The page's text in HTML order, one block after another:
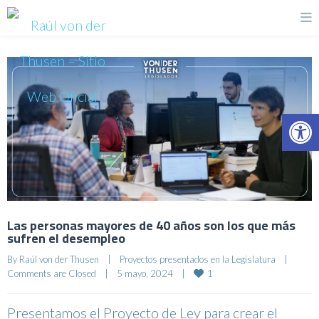
Las personas mayores de 40 años son los que más
sufren el desempleo
By Raúl von der Thusen | Proyectos presentados en la Legislatura
|
Comments are Closed
| 5 mayo, 2024 | 1
Presentamos el Proyecto de Ley para crear el